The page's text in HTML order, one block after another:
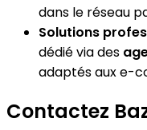
dans le réseau
Solutions
dédié via des
adaptés aux e-
Contactez